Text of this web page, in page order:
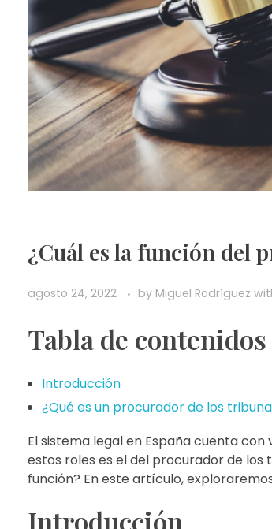
¿Cuál es la función del
agosto 24, 2022 by Miguel Rodríguez
Tabla de contenidos
Introducción
¿Qué es un procurador de los
El sistema legal en España cuenta
estos roles es el del procurador de los
función? En este artículo,
Introducción